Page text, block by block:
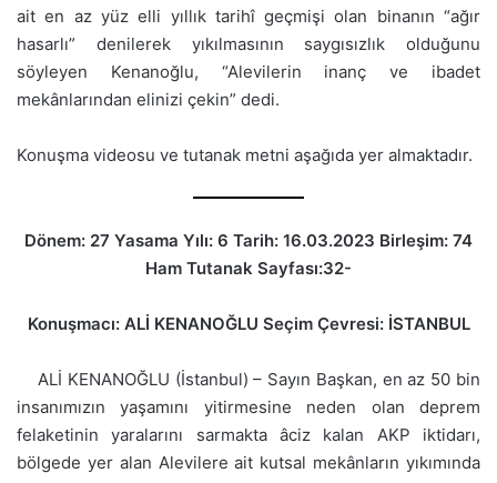
ait en az yüz elli yıllık tarihî geçmişi olan binanın “ağır
hasarlı” denilerek yıkılmasının saygısızlık olduğunu
söyleyen Kenanoğlu, “Alevilerin inanç ve ibadet
mekânlarından elinizi çekin” dedi.
Konuşma videosu ve tutanak metni aşağıda yer almaktadır.
Dönem: 27 Yasama Yılı: 6 Tarih: 16.03.2023 Birleşim: 74
Ham Tutanak Sayfası:32-
Konuşmacı: ALİ KENANOĞLU Seçim Çevresi: İSTANBUL
ALİ KENANOĞLU (İstanbul) – Sayın Başkan, en az 50 bin
insanımızın yaşamını yitirmesine neden olan deprem
felaketinin yaralarını sarmakta âciz kalan AKP iktidarı,
bölgede yer alan Alevilere ait kutsal mekânların yıkımında